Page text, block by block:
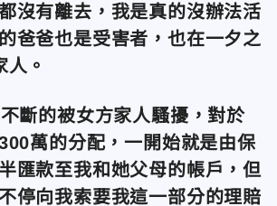
沒有離去，我是真的沒辦法活
爸爸也是受害者，也在一夕之
人。
斷的被女方家人騷擾，對於
萬的分配，一開始就是由保
匯款至我和她父母的帳戶，但
停向我索要我這一部分的理賠